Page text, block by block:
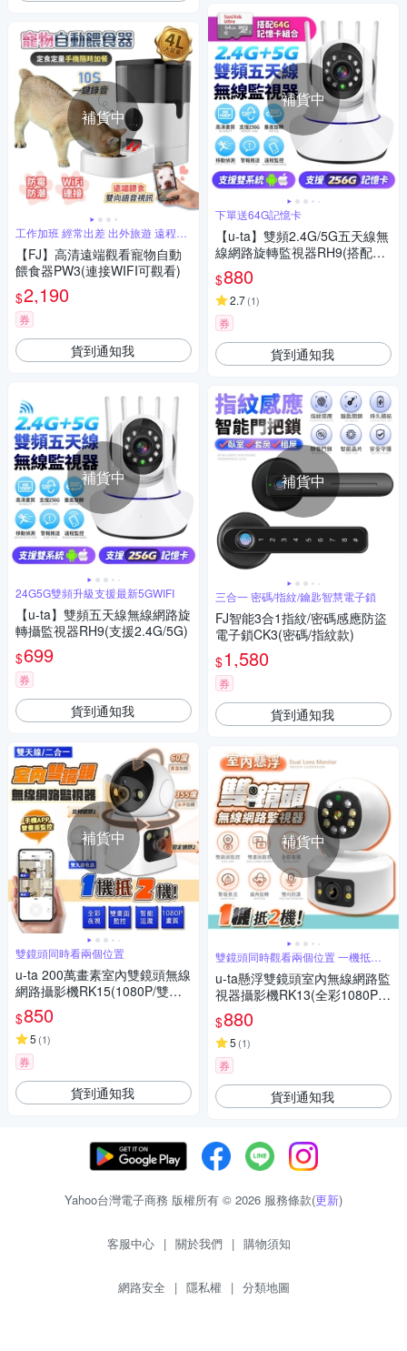
補貨中
工作加班 經常出差 出外旅遊 遠程餵
食
【FJ】高清遠端觀看寵物自動
餵食器PW3(連接WIFI可觀看)
$2,190
券
貨到通知我
補貨中
24G5G雙頻升級支援最新5GWIFI
【u-ta】雙頻五天線無線網路旋
轉攝監視器RH9(支援2.4G/5G)
$699
券
貨到通知我
補貨中
雙鏡頭同時看兩個位置
u-ta 200萬畫素室內雙鏡頭無線
網路攝影機RK15(1080P/雙天
線/全彩夜視)(加碼贈TC-5米線)
$850
5 (1)
券
貨到通知我
補貨中
下單送64G記憶卡
【u-ta】雙頻2.4G/5G五天線無
線網路旋轉監視器RH9(搭配64
G組合)
$880
2.7(1)
券
貨到通知我
補貨中
三合一 密碼/指紋/鑰匙智慧電子鎖
FJ智能3合1指紋/密碼感應防盜
電子鎖CK3(密碼/指紋款)
$1,580
券
貨到通知我
補貨中
雙鏡頭同時觀看兩個位置 一機抵兩
台
u-ta懸浮雙鏡頭室內無線網路監
視器攝影機RK13(全彩1080P)
(加碼贈TC-5米線)
$880
5 (1)
券
貨到通知我
Yahoo台灣電子商務 版權所有 © 2026 服務條款(更新)
客服中心 | 關於我們 | 購物須知
網路安全 | 隱私權 | 分類地圖